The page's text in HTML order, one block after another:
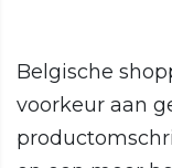
Belgische
voorkeur aan